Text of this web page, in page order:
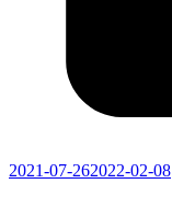
2021-07-262022-02-08